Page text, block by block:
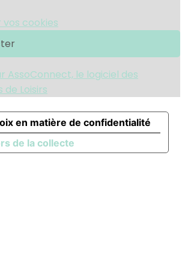
cookies
AssoConnect, le logiciel des
de Loisirs
de la collecte
en matière de confidentialité